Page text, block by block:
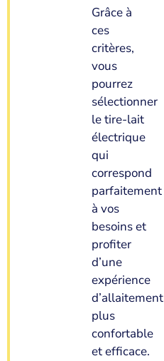
Grâce à
ces
critères,
vous
pourrez
sélectionner
le tire-lait
électrique
qui
correspond
parfaitement
à vos
besoins et
profiter
d’une
expérience
d’allaitement
plus
confortable
et efficace.